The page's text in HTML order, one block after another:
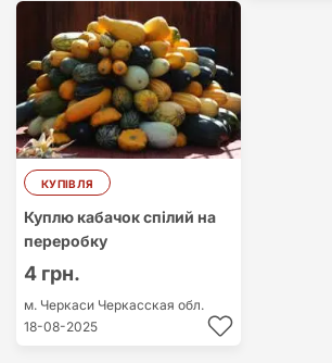
КУПІВЛЯ
Куплю кабачок спілий на
переробку
4 грн.
м. Черкаси Черкасская обл.
18-08-2025